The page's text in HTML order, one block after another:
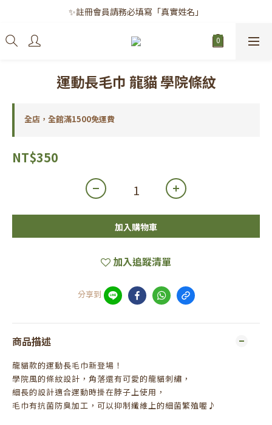
✨註冊會員請務必填寫「真實姓名」
✨註冊會員請務必填寫「真實姓名」
｜每月8日｜會員滿千免運日
運動長毛巾 龍貓 學院條紋
全店，全館滿1500免運費
NT$350
加入購物車
加入追蹤清單
分享到
商品描述
龍貓款的運動長毛巾新登場！
學院風的條紋設計，角落還有可愛的龍貓刺繡，
細長的設計適合運動時掛在脖子上使用，
毛巾有抗菌防臭加工，可以抑制纖維上的細菌繁殖喔♪